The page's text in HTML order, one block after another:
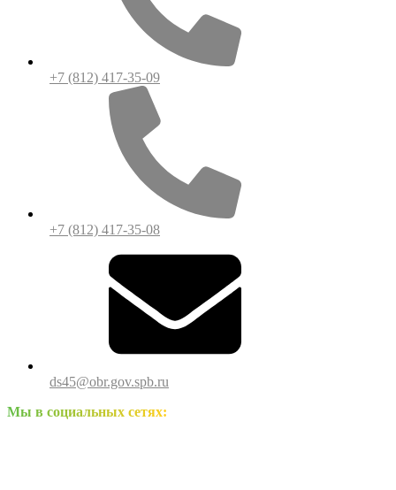
+7 (812) 417-35-09
+7 (812) 417-35-08
ds45@obr.gov.spb.ru
Мы в социальных сетях: